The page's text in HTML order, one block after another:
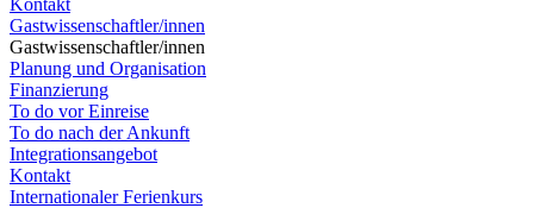
Kontakt
Gastwissenschaftler/innen
Gastwissenschaftler/innen
Planung und Organisation
Finanzierung
To do vor Einreise
To do nach der Ankunft
Integrationsangebot
Kontakt
Internationaler Ferienkurs